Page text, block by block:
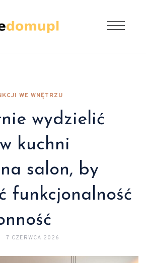
WE WNĘTRZU
wydzielić
kuchni
salon, by
funkcjonalność
7 CZERWCA 2026